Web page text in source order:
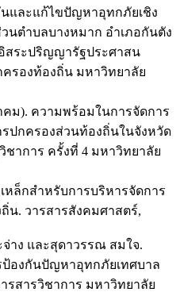
นและแก้ไขปัญหาอุทกภัยเชิง
นตำบลบางหมาก อำเภอกันตัง
สระปริญญารัฐประศาสน
รองท้องถิ่น มหาวิทยาลัย
คม). ความพร้อมในการจัดการ
ปกครองส่วนท้องถิ่นในจังหวัด
าการ ครั้งที่ 4 มหาวิทยาลัย
เหล็กสำหรับการบริหารจัดการ
น. วารสารสังคมศาสตร์,
าง และสุดาวรรณ สมใจ.
ป้องกันปัญหาอุทกภัยเทศบาล
รสารวิชาการ มหาวิทยาลัย